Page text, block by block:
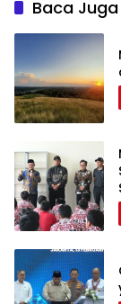
Baca Juga